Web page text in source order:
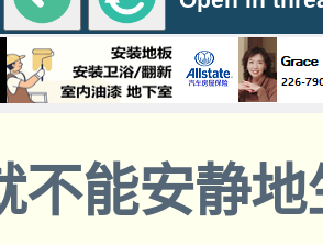
不能安静